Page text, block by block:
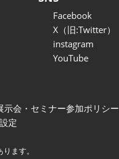
Facebook
X（旧:Twitter）
instagram
YouTube
示会・セミナー参加ポリシー
定
ます。